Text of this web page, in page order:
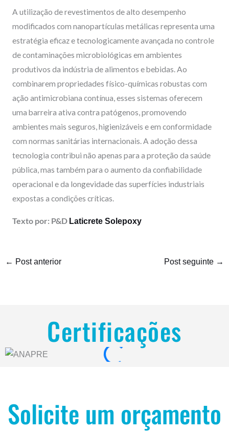
A utilização de revestimentos de alto desempenho
modificados com nanopartículas metálicas representa uma
estratégia eficaz e tecnologicamente avançada no controle
de contaminações microbiológicas em ambientes
produtivos da indústria de alimentos e bebidas. Ao
combinarem propriedades físico-químicas robustas com
ação antimicrobiana contínua, esses sistemas oferecem
uma barreira ativa contra patógenos, promovendo
ambientes mais seguros, higienizáveis e em conformidade
com normas sanitárias internacionais. A adoção dessa
tecnologia contribui não apenas para a proteção da saúde
pública, mas também para o aumento da confiabilidade
operacional e da longevidade das superfícies industriais
expostas a condições críticas.
Texto por: P&D Laticrete Solepoxy
← Post anterior Post seguinte →
Certificações
Solicite um orçamento